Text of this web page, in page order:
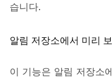
습니다.
알림 저장소에서 미리
이 기능은 알림 저장소